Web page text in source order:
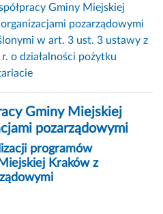
Gminy Miejskiej
pozarządowymi
w art. 3 ust. 3 ustawy z
o działalności pożytku
Gminy Miejskiej
pozarządowymi
programów
Kraków z